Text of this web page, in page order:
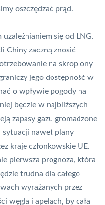
oszczędzać prąd.
się od LNG.
Chiny zaczną znosić
na skroplony
jego dostępność w
o wpływie pogody na
będzie w najbliższych
zapasy gazu gromadzone
sytuacji nawet plany
kraje członkowskie UE.
pierwsza prognoza, która
trudna dla całego
wyrażanych przez
węgla i apelach, by cała